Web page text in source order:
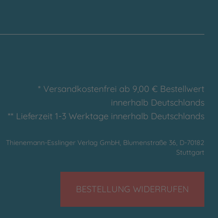
* Versandkostenfrei ab 9,00 € Bestellwert
innerhalb Deutschlands
** Lieferzeit 1-3 Werktage innerhalb Deutschlands
Thienemann-Esslinger Verlag GmbH, Blumenstraße 36, D-70182
Stuttgart
BESTELLUNG WIDERRUFEN